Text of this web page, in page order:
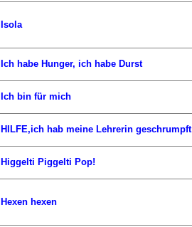
Isola
Ich habe Hunger, ich habe Durst
Ich bin für mich
HILFE,ich hab meine Lehrerin geschrumpft
Higgelti Piggelti Pop!
Hexen hexen